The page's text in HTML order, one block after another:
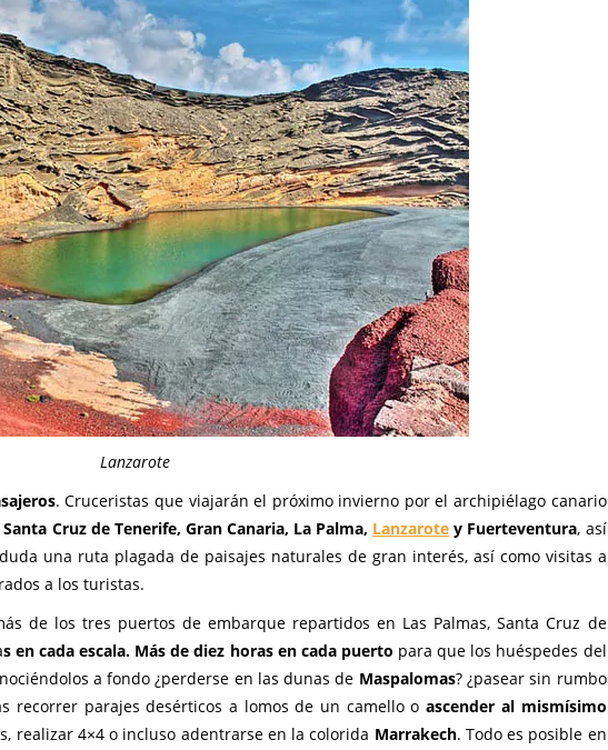
Lanzarote
. Cruceristas que viajarán el próximo invierno por el archipiélago canario
Santa Cruz de Tenerife, Gran Canaria, La Palma, Lanzarote y Fuerteventura, así
una ruta plagada de paisajes naturales de gran interés, así como visitas a
a los turistas.
de los tres puertos de embarque repartidos en Las Palmas, Santa Cruz de
s en cada escala. Más de diez horas en cada puerto para que los huéspedes del
a fondo ¿perderse en las dunas de Maspalomas? ¿pasear sin rumbo
recorrer parajes desérticos a lomos de un camello oascender al mismísimo
realizar 4×4 o incluso adentrarse en la colorida Marrakech. Todo es posible en